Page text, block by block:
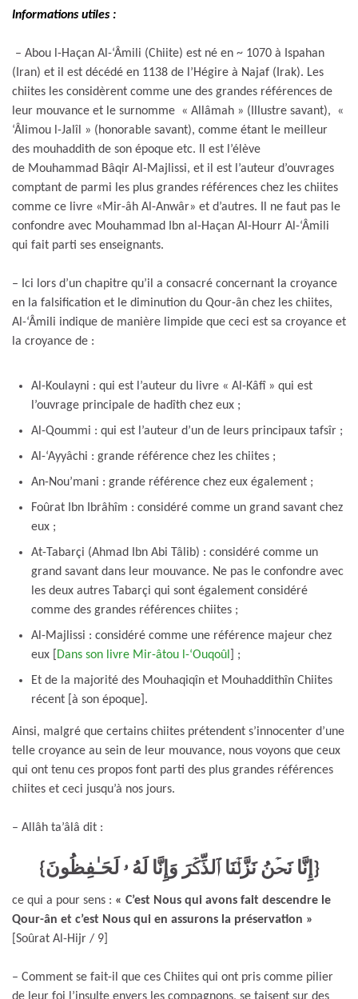
Informations utiles :
– Abou l-Haçan Al-‘Âmili (Chiite) est né en ~ 1070 à Ispahan
(Iran) et il est décédé en 1138 de l’Hégire à Najaf (Irak). Les
chiites les considèrent comme une des grandes références de
leur mouvance et le surnomme « Allâmah » (Illustre savant), «
‘Âlimou l-Jalîl » (honorable savant), comme étant le meilleur
des mouhaddith de son époque etc. Il est l’élève
de Mouhammad Bâqir Al-Majlissi, et il est l’auteur d’ouvrages
comptant de parmi les plus grandes références chez les chiites
comme ce livre «Mir-âh Al-Anwâr» et d’autres. Il ne faut pas le
confondre avec Mouhammad Ibn al-Haçan Al-Hourr Al-‘Âmili
qui fait parti ses enseignants.
– Ici lors d’un chapitre qu’il a consacré concernant la croyance
en la falsification et le diminution du Qour-ân chez les chiites,
Al-‘Âmili indique de manière limpide que ceci est sa croyance et
la croyance de :
Al-Koulayni : qui est l’auteur du livre « Al-Kâfî » qui est
l’ouvrage principale de hadîth chez eux ;
Al-Qoummi : qui est l’auteur d’un de leurs principaux tafsîr ;
Al-‘Ayyâchi : grande référence chez les chiites ;
An-Nou’mani : grande référence chez eux également ;
Foûrat Ibn Ibrâhîm : considéré comme un grand savant chez
eux ;
At-Tabarçi (Ahmad Ibn Abi Tâlib) : considéré comme un
grand savant dans leur mouvance. Ne pas le confondre avec
les deux autres Tabarçi qui sont également considéré
comme des grandes références chiites ;
Al-Majlissi : considéré comme une référence majeur chez
eux [
Dans son livre Mir-âtou l-‘Ouqoûl
] ;
Et de la majorité des Mouhaqiqîn et Mouhaddithîn Chiites
récent [à son époque].
Ainsi, malgré que certains chiites prétendent s’innocenter d’une
telle croyance au sein de leur mouvance, nous voyons que ceux
qui ont tenu ces propos font parti des plus grandes références
chiites et ceci jusqu’à nos jours.
– Allâh ta’âlâ dit :
{إِنَّا نَحۡنُ نَزَّلۡنَا ٱلذِّكۡرَ وَإِنَّا لَهُ ۥ لَحَـٰفِظُونَ}
ce qui a pour sens : « C’est Nous qui avons fait descendre le
Qour-ân et c’est Nous qui en assurons la préservation »
[Soûrat Al-Hijr / 9]
– Comment se fait-il que ces Chiites qui ont pris comme pilier
de leur foi l’insulte envers les compagnons, se taisent sur des